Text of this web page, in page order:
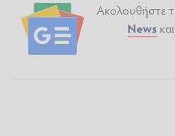
Ακολουθήστε
News